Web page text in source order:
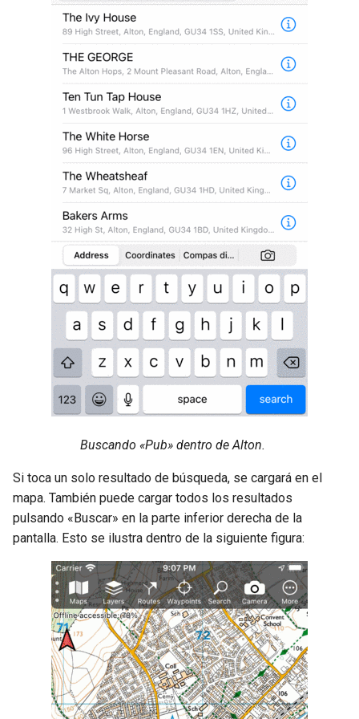
Buscando «Pub» dentro de Alton.
Si toca un solo resultado de búsqueda, se cargará en el
mapa. También puede cargar todos los resultados
pulsando «Buscar» en la parte inferior derecha de la
pantalla. Esto se ilustra dentro de la siguiente figura: